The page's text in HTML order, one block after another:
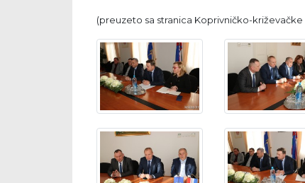
(preuzeto sa stranica Koprivničko-križevačke